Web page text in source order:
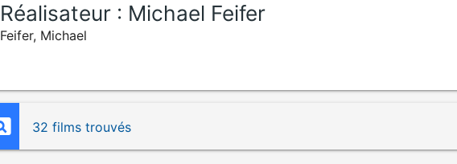
Réalisateur : Michael Feifer
Feifer, Michael
32 films trouvés